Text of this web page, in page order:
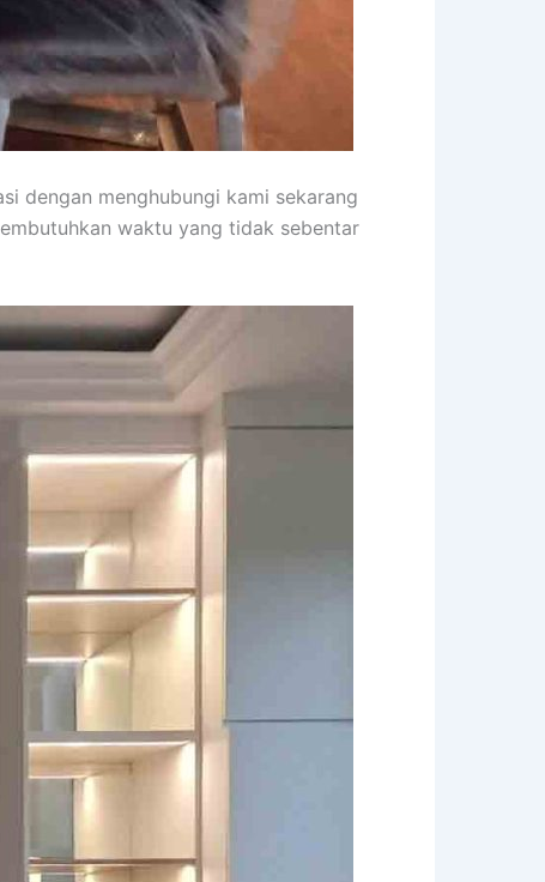
dengan menghubungi kami sekarang
waktu yang tidak sebentar